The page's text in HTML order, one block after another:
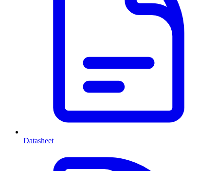
Datasheet